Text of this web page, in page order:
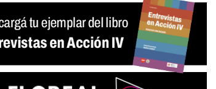
Miguel Díaz-Canel: «Es un genocidio»